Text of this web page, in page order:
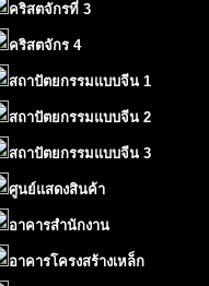
คริสตจักรที่ 3
คริสตจักร 4
สถาปัตยกรรมแบบจีน 1
สถาปัตยกรรมแบบจีน 2
สถาปัตยกรรมแบบจีน 3
ศูนย์แสดงสินค้า
อาคารสำนักงาน
อาคารโครงสร้างเหล็ก